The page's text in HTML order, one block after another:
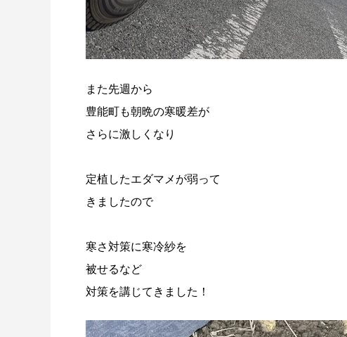
また先週から
豊能町も朝晩の寒暖差が
さらに激しくなり
定植したエダマメが弱って
きましたので
寒さ対策に寒冷紗を
被せるなど
対策を講じてきました！